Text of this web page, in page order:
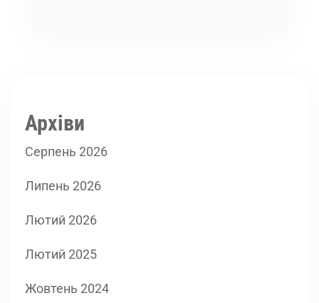
Архіви
Серпень 2026
Липень 2026
Лютий 2026
Лютий 2025
Жовтень 2024